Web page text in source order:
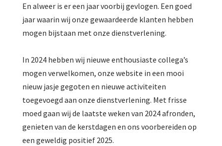
En alweer is er een jaar voorbij gevlogen. Een goed
jaar waarin wij onze gewaardeerde klanten hebben
mogen bijstaan met onze dienstverlening.
In 2024 hebben wij nieuwe enthousiaste collega’s
mogen verwelkomen, onze website in een mooi
nieuw jasje gegoten en nieuwe activiteiten
toegevoegd aan onze dienstverlening. Met frisse
moed gaan wij de laatste weken van 2024 afronden,
genieten van de kerstdagen en ons voorbereiden op
een geweldig positief 2025.